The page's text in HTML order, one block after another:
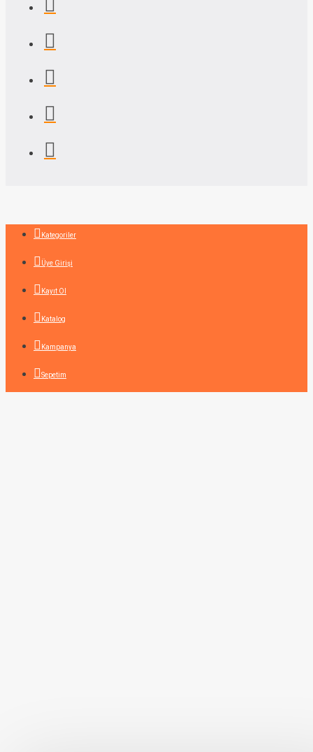
Kategoriler
Üye Girişi
Kayıt Ol
Katalog
Kampanya
Sepetim